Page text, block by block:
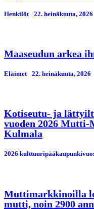
Henkilöt 22. heinäkuuta, 2026
Maaseudun arkea
Eläimet 22. heinäkuuta, 2026
Kotiseutu- ja
vuoden 2026
Kulmala
2026
Muttimarkkinoilla
mutti, noin 2900